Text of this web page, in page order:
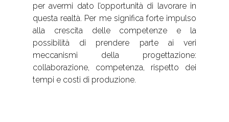
per avermi dato l’opportunità di lavorare in
questa realtà. Per me significa forte impulso
alla crescita delle competenze e la
possibilità di prendere parte ai veri
meccanismi della progettazione:
collaborazione, competenza, rispetto dei
tempi e costi di produzione.